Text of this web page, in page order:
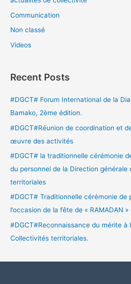
Communication
Non classé
Videos
Recent Posts
#DGCT# Forum International de la
Bamako, 2ème édition.
#DGCT#Réunion de coordination et
œuvre des activités
#DGCT# la traditionnelle cérémonie
du personnel de la Direction générale
territoriales
#DGCT# Traditionnelle cérémonie
l’occasion de la fête de « RAMADAN »
#DGCT#Reconnaissance du mérite à
Collectivités territoriales.